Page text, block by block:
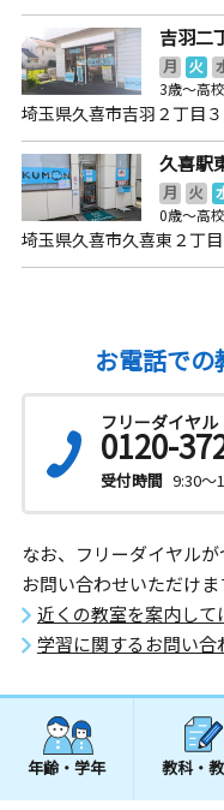
吉羽二
月 火
3歳～高
埼玉県久喜市吉羽２丁目
久喜駅
月 火
0歳～高
埼玉県久喜市久喜東２丁
お電話での
フリーダイヤル
0120-
受付時間 9:30～
なお、フリーダイヤル
お問い合わせいただけま
近くの教室を案内して
学習に関するお問い合
年齢・学年 教科・